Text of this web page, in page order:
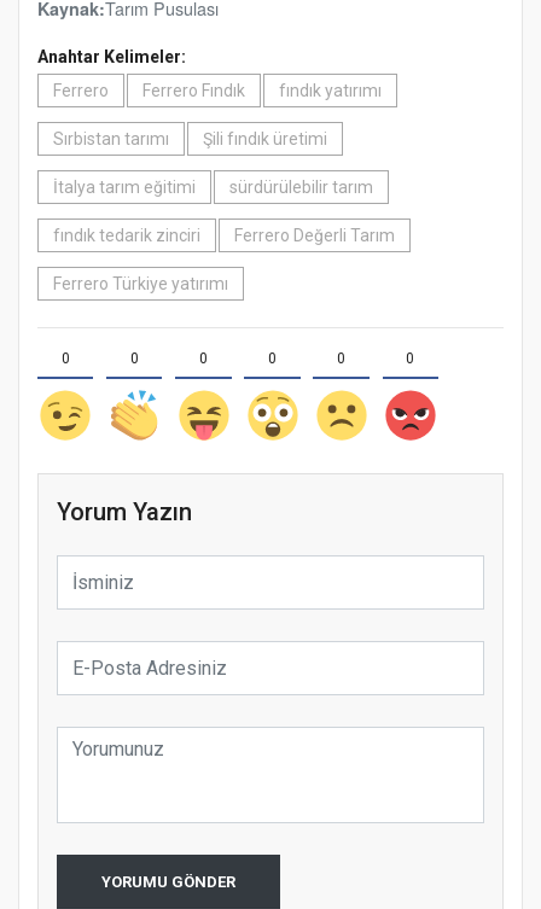
Kaynak:Tarım Pusulası
Anahtar Kelimeler:
Ferrero
Ferrero Fındık fındık yatırımı
Sırbistan tarımı Şili fındık üretimi
İtalya tarım eğitimi sürdürülebilir tarım
fındık tedarik zinciri Ferrero Değerli Tarım
Ferrero Türkiye yatırımı
0 0 0 0 0 0
Yorum Yazın
YORUMU GÖNDER